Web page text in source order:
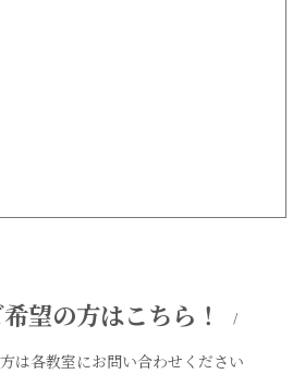
望の方はこちら！ /
は各教室にお問い合わせください